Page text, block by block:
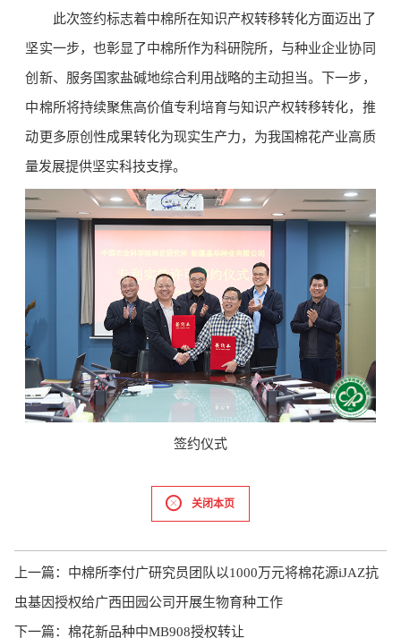
此次签约标志着中棉所在知识产权转移转化方面迈出了
坚实一步，也彰显了中棉所作为科研院所，与种业企业协同
创新、服务国家盐碱地综合利用战略的主动担当。下一步，
中棉所将持续聚焦高价值专利培育与知识产权转移转化，推
动更多原创性成果转化为现实生产力，为我国棉花产业高质
量发展提供坚实科技支撑。
签约仪式
关闭本页
上一篇： 中棉所李付广研究员团队以1000万元将棉花源iJAZ抗
虫基因授权给广西田园公司开展生物育种工作
下一篇： 棉花新品种中MB908授权转让